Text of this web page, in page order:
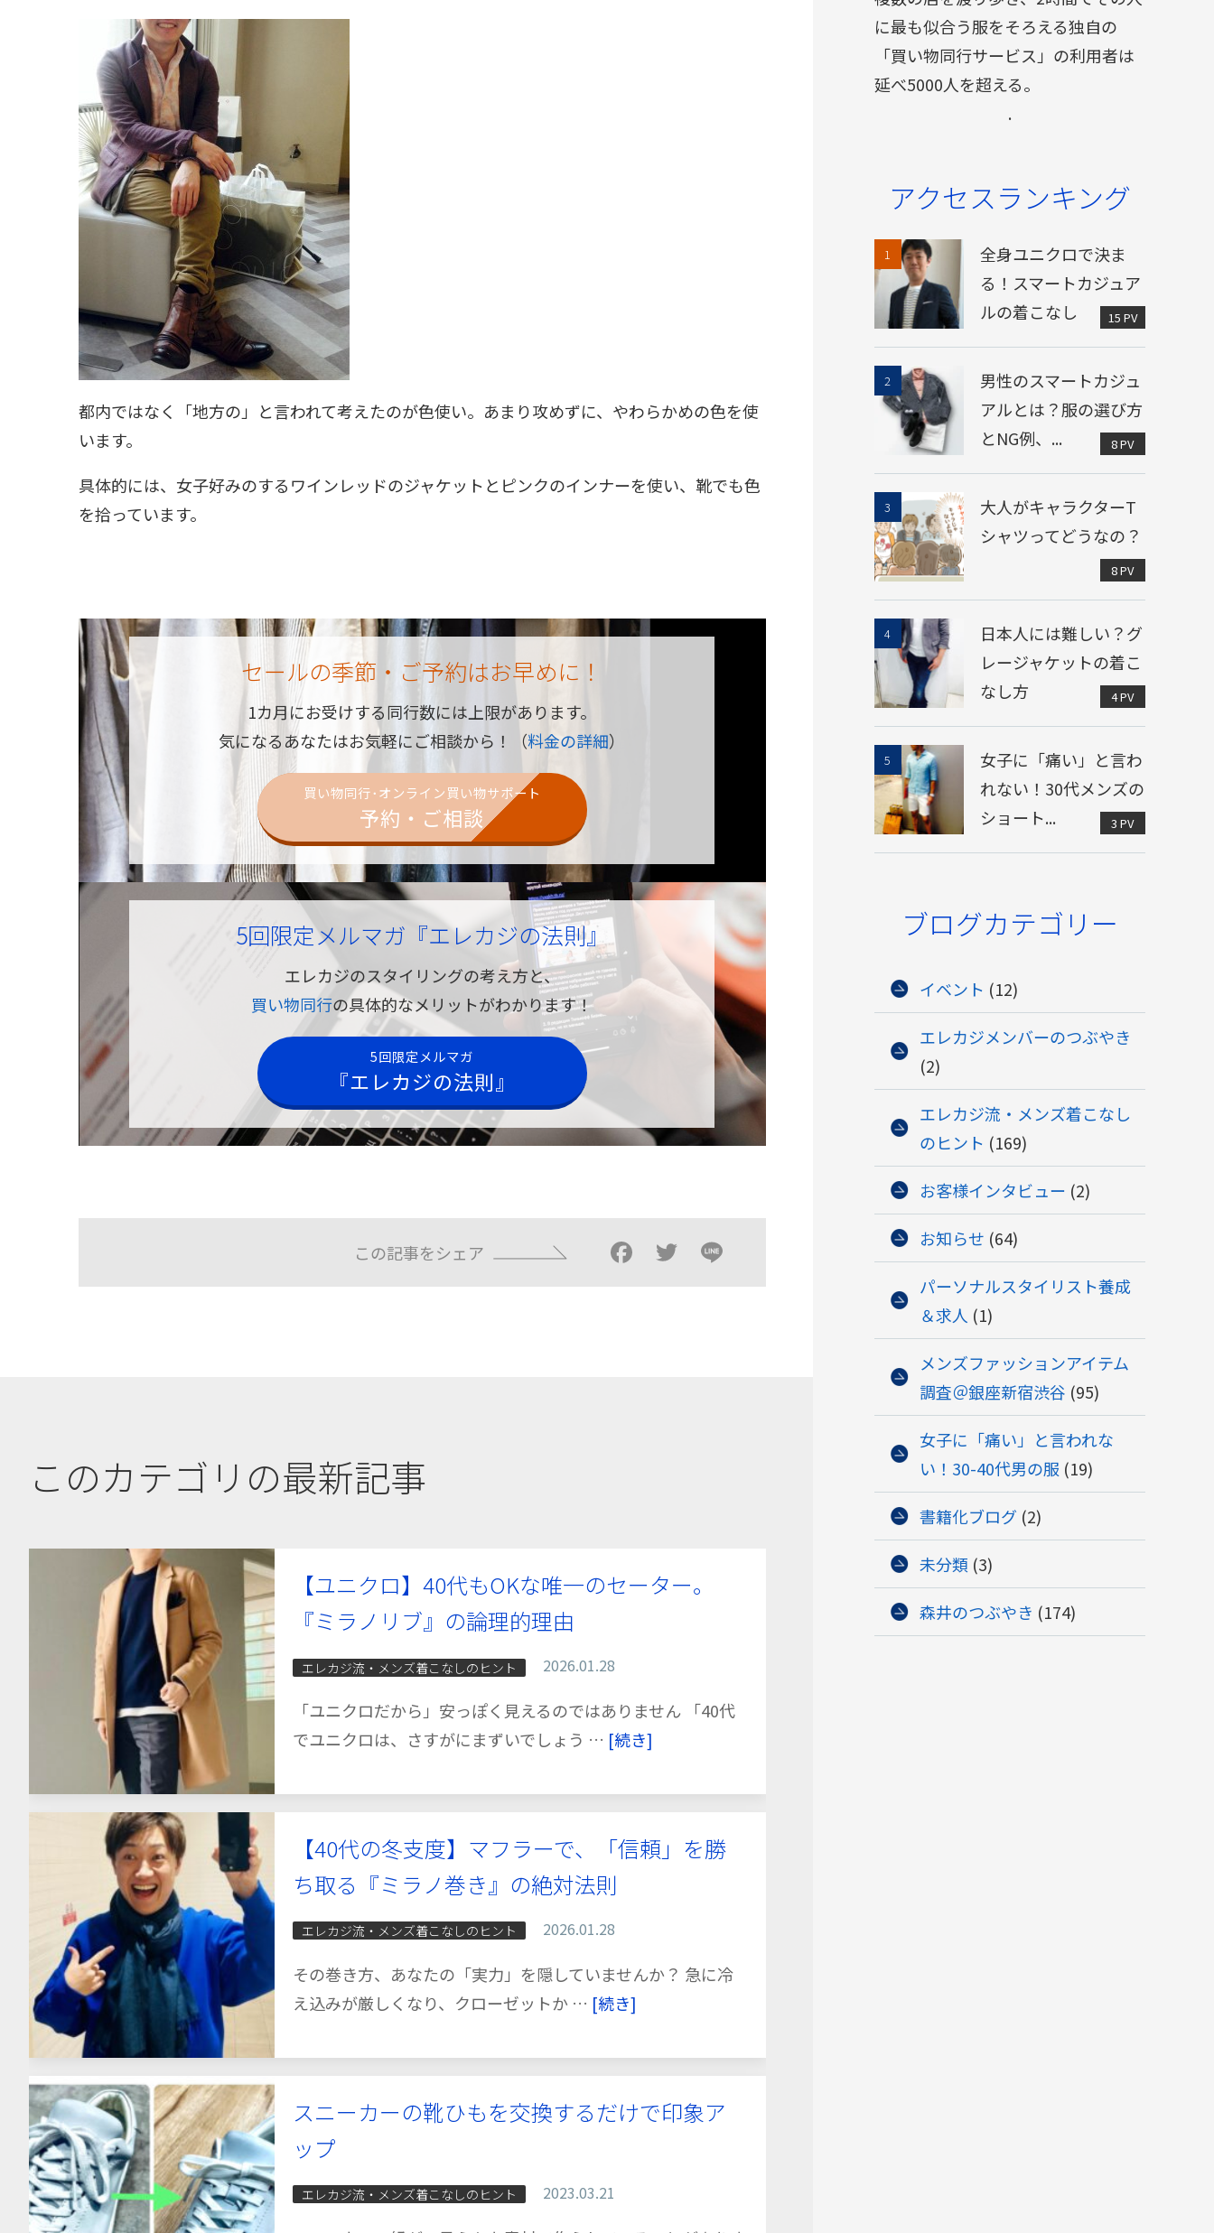
都内ではなく「地方の」と言われて考えたのが色使い。あまり攻めずに、やわらかめの色を使
います。
具体的には、女子好みのするワインレッドのジャケットとピンクのインナーを使い、靴でも色
を拾っています。
セールの季節・ご予約はお早めに！
1カ月にお受けする同行数には上限があります。
気になるあなたはお気軽にご相談から！（料金の詳細）
買い物同行･オンライン買い物サポート
予約・ご相談
5回限定メルマガ 『エレカジの法則』
エレカジのスタイリングの考え方と、
買い物同行の具体的なメリットがわかります！
5回限定メルマガ
『エレカジの法則』
この記事をシェア Facebook
Twitter
に最も似合う服をそろえる独自の
「買い物同行サービス」の利用者は
延べ5000人を超える。
.
アクセスランキング
全身ユニクロで決ま
る！スマートカジュア
ルの着こなし
15 PV
男性のスマートカジュ
アルとは？服の選び方
とNG例、...
8 PV
大人がキャラクターT
シャツってどうなの？
8 PV
日本人には難しい？グ
レージャケットの着こ
なし方
4 PV
女子に「痛い」と言わ
れない！30代メンズの
ショート...
3 PV
ブログカテゴリー
イベント (12)
エレカジメンバーのつぶやき
(2)
エレカジ流・メンズ着こなし
のヒント (169)
お客様インタビュー (2)
お知らせ (64)
パーソナルスタイリスト養成
＆求人 (1)
メンズファッションアイテム
調査＠銀座新宿渋谷 (95)
女子に「痛い」と言われな
い！30-40代男の服 (19)
書籍化ブログ (2)
未分類 (3)
森井のつぶやき (174)
このカテゴリの最新記事
【ユニクロ】40代もOKな唯一のセーター。
『ミラノリブ』の論理的理由
エレカジ流・メンズ着こなしのヒント 2026.01.28
「ユニクロだから」安っぽく見えるのではありません 「40代
でユニクロは、さすがにまずいでしょう … [続き]
【40代の冬支度】マフラーで、「信頼」を勝
ち取る『ミラノ巻き』の絶対法則
エレカジ流・メンズ着こなしのヒント 2026.01.28
その巻き方、あなたの「実力」を隠していませんか？ 急に冷
え込みが厳しくなり、クローゼットか … [続き]
スニーカーの靴ひもを交換するだけで印象ア
ップ
エレカジ流・メンズ着こなしのヒント 2023.03.21